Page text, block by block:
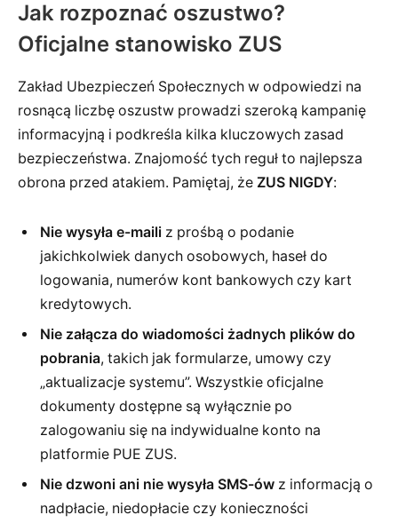
Jak rozpoznać oszustwo?
Oficjalne stanowisko ZUS
Zakład Ubezpieczeń Społecznych w odpowiedzi na
rosnącą liczbę oszustw prowadzi szeroką kampanię
informacyjną i podkreśla kilka kluczowych zasad
bezpieczeństwa. Znajomość tych reguł to najlepsza
obrona przed atakiem. Pamiętaj, że ZUS NIGDY:
Nie wysyła e-maili z prośbą o podanie
jakichkolwiek danych osobowych, haseł do
logowania, numerów kont bankowych czy kart
kredytowych.
Nie załącza do wiadomości żadnych plików do
pobrania, takich jak formularze, umowy czy
„aktualizacje systemu”. Wszystkie oficjalne
dokumenty dostępne są wyłącznie po
zalogowaniu się na indywidualne konto na
platformie PUE ZUS.
Nie dzwoni ani nie wysyła SMS-ów z informacją o
nadpłacie, niedopłacie czy konieczności